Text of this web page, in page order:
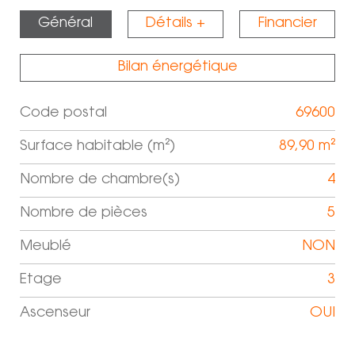
Général Détails + Financier
Bilan énergétique
Label Value
Code postal 69600
Surface habitable (m²) 89,90 m²
Nombre de chambre(s) 4
Nombre de pièces 5
Meublé NON
Etage 3
Ascenseur OUI